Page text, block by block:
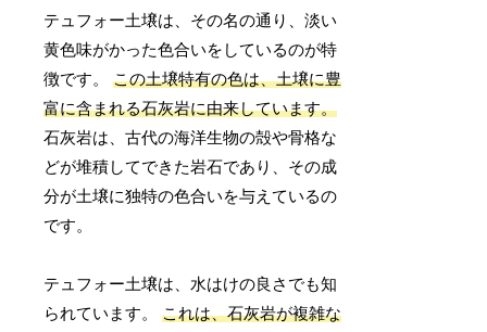
テュフォー土壌は、その名の通り、淡い
黄色味がかった色合いをしているのが特
徴です。この土壌特有の色は、土壌に豊
富に含まれる石灰岩に由来しています。
石灰岩は、古代の海洋生物の殻や骨格な
どが堆積してできた岩石であり、その成
分が土壌に独特の色合いを与えているの
です。
テュフォー土壌は、水はけの良さでも知
られています。これは、石灰岩が複雑な